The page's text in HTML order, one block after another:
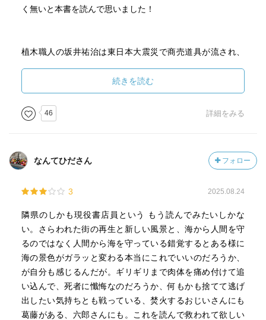
く無いと本書を読んで思いました！
植木職人の坂井祐治は東日本大震災で商売道具が流され、
その後再婚するものの・・・
祐治は肉体を酷使する事で仕事に没頭する。
息子との関係はイマイチで何をどうしていたらと悩
む・・・
す！
本書を秋口までに読み終えて是非【はらこ飯】をご堪能く
続きを読む
46 詳細をみる
なんてひださん フォロー
3 2025.08.24
隣県のしかも現役書店員という もう読んでみたいしかな
い。さらわれた街の再生と新しい風景と、海から人間を守
るのではなく人間から海を守っている錯覚するとある様に
海の景色がガラッと変わる本当にこれでいいのだろうか、
が自分も感じるんだが。ギリギリまで肉体を痛め付けて追
い込んで、死者に懺悔なのだろうか、何もかも捨てて逃げ
出したい気持ちとも戦っている、焚火するおじいさんにも
葛藤がある、六郎さんにも。これを読んで救われて欲しい